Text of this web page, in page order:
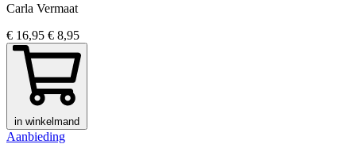
Carla Vermaat
€ 16,95 € 8,95
in winkelmand
Aanbieding